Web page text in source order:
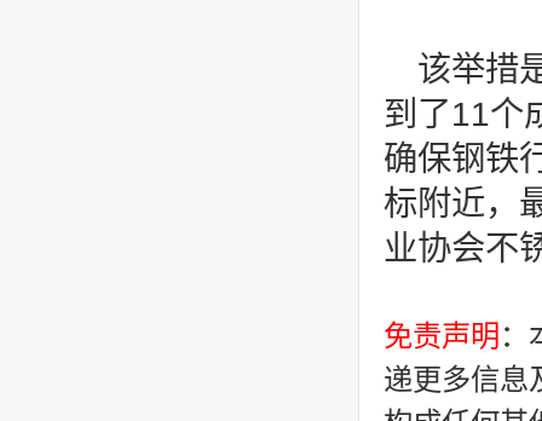
该举措
到了11个
确保钢铁
标附近，
业协会不
免责声明 ：
递更多信息